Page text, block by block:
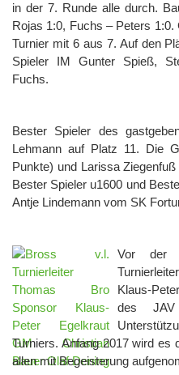
in der 7. Runde alle durch.
Rojas 1:0, Fuchs – Peters
Turnier mit 6 aus 7. Auf den
Spieler IM Gunter Spieß,
Fuchs.
Bester Spieler des
Lehmann auf Platz 11. Die
Punkte) und Larissa
Bester Spieler u1600 und
Antje Lindemann vom SK
Vor der
Klaus-
des
Turniers. Anfang 2017 wird es
allen mit Begeisterung